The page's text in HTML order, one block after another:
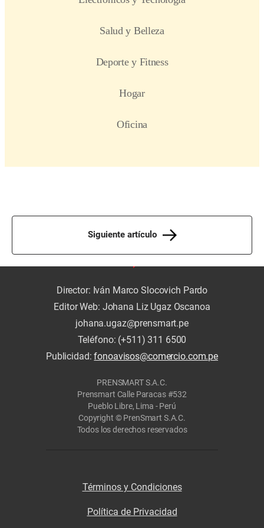
Siguiente artículo
Director: Iván Marco Slocovich Pardo
Editor Web: Johana Liz Ugaz Oscanoa
johana.ugaz@prensmart.pe
Teléfono: (+511) 311 6500
Publicidad:fonoavisos@comercio.com.pe
PRENSMART S.A.C.
Prensmart Calle Paracas #532
Pueblo Libre, Lima - Perú
Copyright © PrenSmart S.A.C.
Todos los derechos reservados
Términos y Condiciones
Política de Privacidad